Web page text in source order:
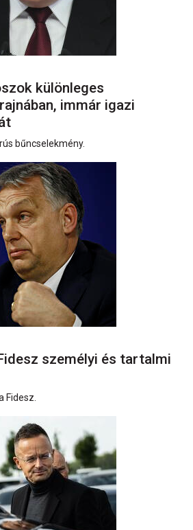
különleges
immár igazi
bűncselekmény.
személyi és tartalmi
Fidesz.